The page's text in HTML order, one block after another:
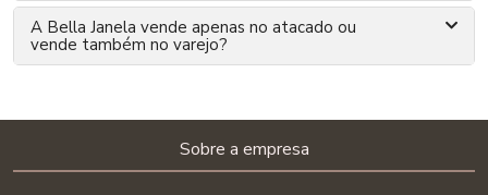
A Bella Janela vende apenas no atacado ou
vende também no varejo?
Sobre a empresa